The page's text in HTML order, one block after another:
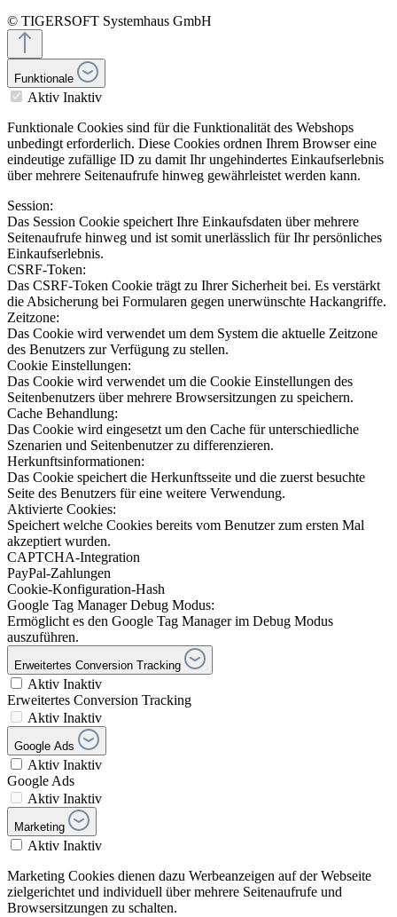
© TIGERSOFT Systemhaus GmbH
Funktionale
Aktiv Inaktiv
Funktionale Cookies sind für die Funktionalität des Webshops
unbedingt erforderlich. Diese Cookies ordnen Ihrem Browser eine
eindeutige zufällige ID zu damit Ihr ungehindertes Einkaufserlebnis
über mehrere Seitenaufrufe hinweg gewährleistet werden kann.
Session:
Das Session Cookie speichert Ihre Einkaufsdaten über mehrere
Seitenaufrufe hinweg und ist somit unerlässlich für Ihr persönliches
Einkaufserlebnis.
CSRF-Token:
Das CSRF-Token Cookie trägt zu Ihrer Sicherheit bei. Es verstärkt
die Absicherung bei Formularen gegen unerwünschte Hackangriffe.
Zeitzone:
Das Cookie wird verwendet um dem System die aktuelle Zeitzone
des Benutzers zur Verfügung zu stellen.
Cookie Einstellungen:
Das Cookie wird verwendet um die Cookie Einstellungen des
Seitenbenutzers über mehrere Browsersitzungen zu speichern.
Cache Behandlung:
Das Cookie wird eingesetzt um den Cache für unterschiedliche
Szenarien und Seitenbenutzer zu differenzieren.
Herkunftsinformationen:
Das Cookie speichert die Herkunftsseite und die zuerst besuchte
Seite des Benutzers für eine weitere Verwendung.
Aktivierte Cookies:
Speichert welche Cookies bereits vom Benutzer zum ersten Mal
akzeptiert wurden.
CAPTCHA-Integration
PayPal-Zahlungen
Cookie-Konfiguration-Hash
Google Tag Manager Debug Modus:
Ermöglicht es den Google Tag Manager im Debug Modus
auszuführen.
Erweitertes Conversion Tracking
Aktiv Inaktiv
Erweitertes Conversion Tracking
Aktiv Inaktiv
Google Ads
Aktiv Inaktiv
Google Ads
Aktiv Inaktiv
Marketing
Aktiv Inaktiv
Marketing Cookies dienen dazu Werbeanzeigen auf der Webseite
zielgerichtet und individuell über mehrere Seitenaufrufe und
Browsersitzungen zu schalten.